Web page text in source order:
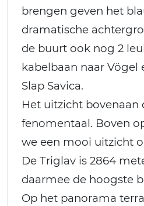
brengen geven het
dramatische
de buurt ook nog 2
kabelbaan naar Vögel
Slap Savica.
Het uitzicht bovenaan
fenomentaal. Boven
we een mooi uitzicht
De Triglav is 2864
daarmee de hoogste
Op het panorama